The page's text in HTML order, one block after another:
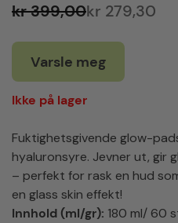
kr 399,00kr 279,30
Varsle meg
Ikke på lager
Fuktighetsgivende glow-
hyaluronsyre. Jevner ut, gir
– perfekt for rask en hud
en glass skin effekt!
Innhold (ml/gr): 180 ml/ 60